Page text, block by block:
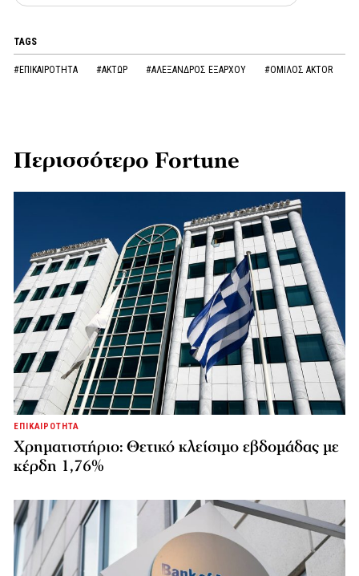
TAGS
#ΕΠΙΚΑΙΡΟΤΗΤΑ #ΑΚΤΩΡ #ΑΛΕΞΑΝΔΡΟΣ ΕΞΑΡΧΟΥ #ΟΜΙΛΟΣ AKTOR
Περισσότερο Fortune
ΕΠΙΚΑΙΡΟΤΗΤΑ
Χρηματιστήριο: Θετικό κλείσιμο εβδομάδας με
κέρδη 1,76%